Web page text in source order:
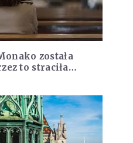
została
to straciła